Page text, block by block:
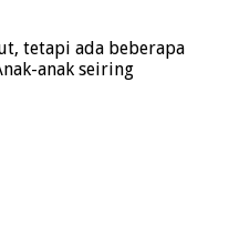
tetapi ada beberapa
anak seiring